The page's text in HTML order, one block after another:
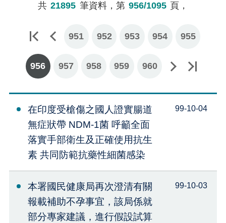
共 21895 筆資料，第 956/1095 頁，
951 952 953 954 955
956 957 958 959 960
下一頁最後一頁
在印度受槍傷之國人證實腸道
無症狀帶 NDM-1菌 呼籲全面
落實手部衛生及正確使用抗生
素 共同防範抗藥性細菌感染
99-10-04
本署國民健康局再次澄清有關
報載補助不孕事宜，該局係就
部分專家建議，進行假設試算
99-10-03